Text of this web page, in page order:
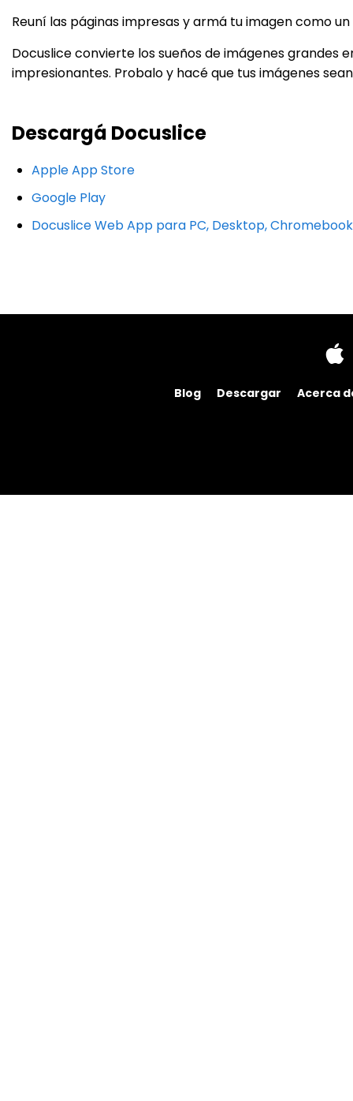
Reuní las páginas impresas y armá tu imagen como
Docuslice convierte los sueños de imágenes grandes
impresionantes. Probalo y hacé que tus imágenes
Descargá Docuslice
Apple App Store
Google Play
Docuslice Web App para PC, Desktop, Chromebook
Blog Descargar Acerca